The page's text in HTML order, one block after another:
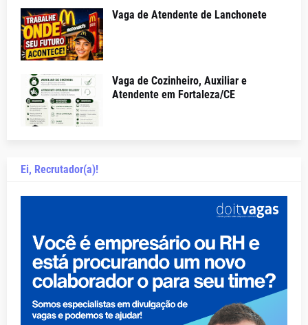
Vaga de Atendente de Lanchonete
Vaga de Cozinheiro, Auxiliar e
Atendente em Fortaleza/CE
Ei, Recrutador(a)!